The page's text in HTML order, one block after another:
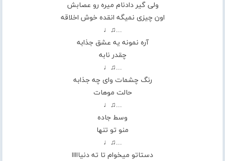
ولی گیر دادنام میره رو عصابش
اون چیزی نمیگه انقده خوش اخلاقه
...♫♩
آره نمونه یه عشق جذابه
چقدر نابه
...♫♩
رنگ چشمات وای چه جذابه
حالت موهات
...♫♩
وسط جاده
منو تو تنها
...♫♩
دستاتو میخوام تا ته دنیااااا